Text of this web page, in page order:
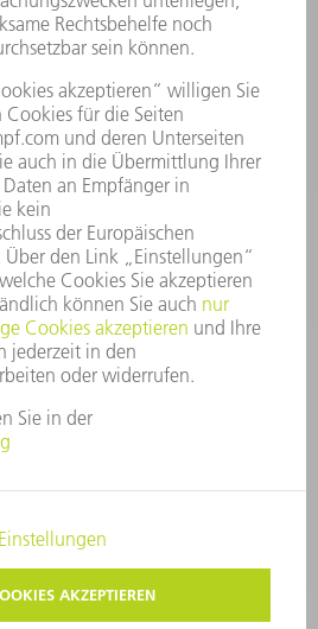
7156 303 33222
07:30 - 17:30 Uhr
per Service App Mo - Fr:
Uhr Sa: 07:00 - 12:00 Uhr
KONTAKT
TRUMPF Lasertechnik
7156 303 37444
07:30 - 18:00 Uhr
07:30 - 17:30 Uhr
NUTZUNGSBEDINGUNGEN
AGB